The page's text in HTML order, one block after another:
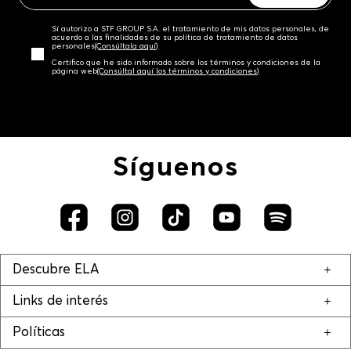
Sí autorizo a STF GROUP S.A. el tratamiento de mis datos personales, de
acuerdo a las finalidades de su política de tratamiento de datos
personales‎(Consúltala aquí)
Certifico que he sido informado sobre los términos y condiciones de la
página web‎(Consúltal aquí los términos y condiciones)
Síguenos
Descubre ELA
Links de interés
Políticas